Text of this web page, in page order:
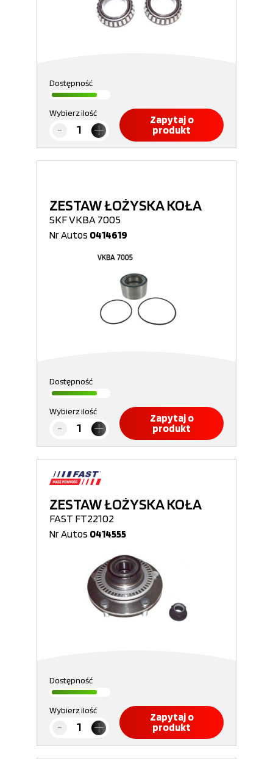
Dostępność
Wybierz ilość
Zapytaj o
produkt
ZESTAW ŁOŻYSKA KOŁA
SKF VKBA 7005
Nr Autos 0414619
Dostępność
Wybierz ilość
Zapytaj o
produkt
ZESTAW ŁOŻYSKA KOŁA
FAST FT22102
Nr Autos 0414555
Dostępność
Wybierz ilość
Zapytaj o
produkt